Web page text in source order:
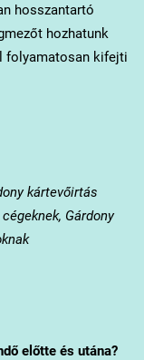
hosszantartó
hozhatunk
folyamatosan kifejti
kártevőirtás
Gárdony
előtte és utána?